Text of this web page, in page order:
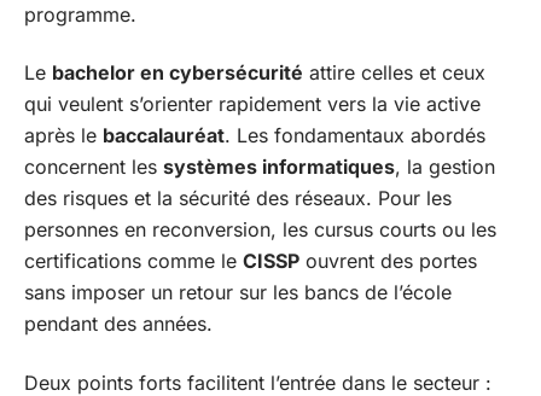
programme.
Le bachelor en cybersécurité attire celles et ceux
qui veulent s’orienter rapidement vers la vie active
après le baccalauréat. Les fondamentaux abordés
concernent les systèmes informatiques, la gestion
des risques et la sécurité des réseaux. Pour les
personnes en reconversion, les cursus courts ou les
certifications comme le CISSP ouvrent des portes
sans imposer un retour sur les bancs de l’école
pendant des années.
Deux points forts facilitent l’entrée dans le secteur :